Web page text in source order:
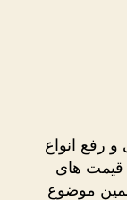
رفع انواع
قیمت های
موضوع